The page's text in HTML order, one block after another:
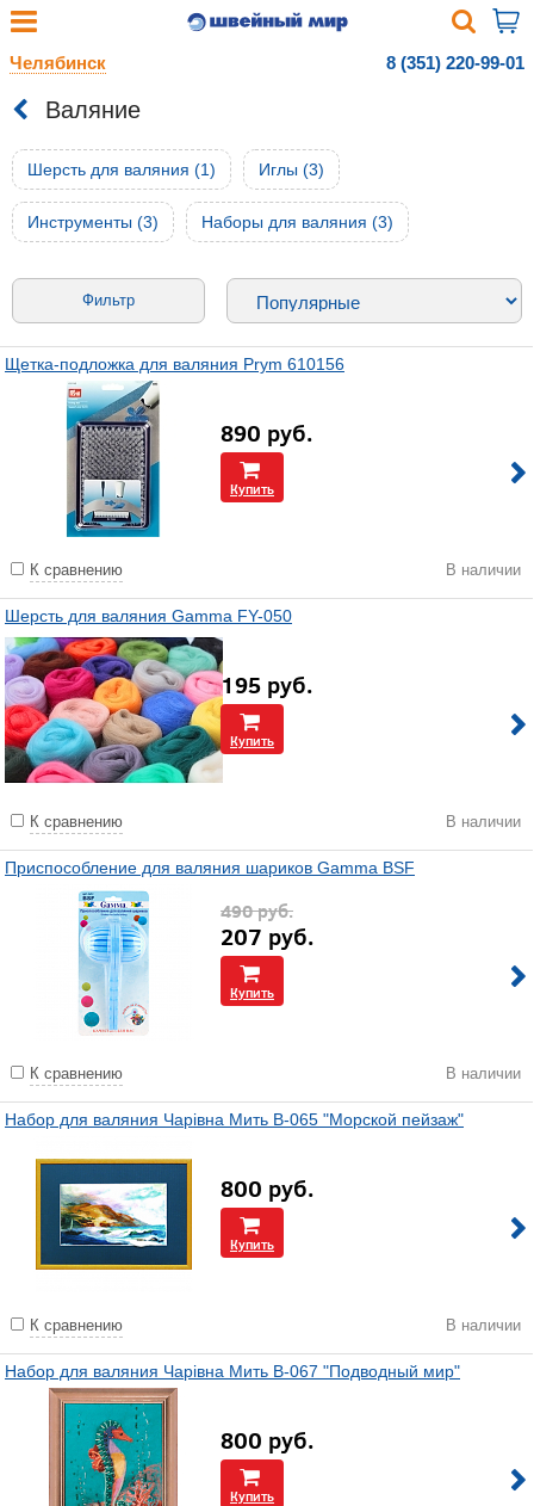
Челябинск 8 (351) 220-99-01
Валяние
Шерсть для валяния (1) Иглы (3)
Инструменты (3) Наборы для валяния (3)
Фильтр
Щетка-подложка для валяния Prym 610156
890 руб.
Купить
К сравнению В наличии
Шерсть для валяния Gamma FY-050
195 руб.
Купить
К сравнению В наличии
Приспособление для валяния шариков Gamma BSF
490руб.
207 руб.
Купить
К сравнению В наличии
Набор для валяния Чарiвна Мить В-065 "Морской пейзаж"
800 руб.
Купить
К сравнению В наличии
Набор для валяния Чарiвна Мить В-067 "Подводный мир"
800 руб.
Купить